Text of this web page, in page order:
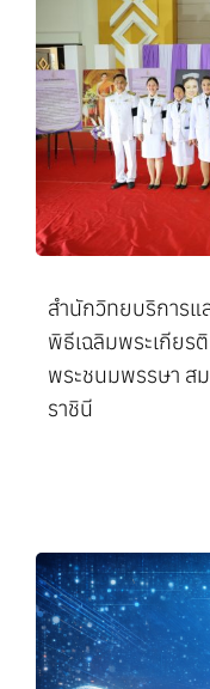
สำนักวิทยบริการแ
พิธีเฉลิมพระเกียร
พระชนมพรรษา ส
ราชินี